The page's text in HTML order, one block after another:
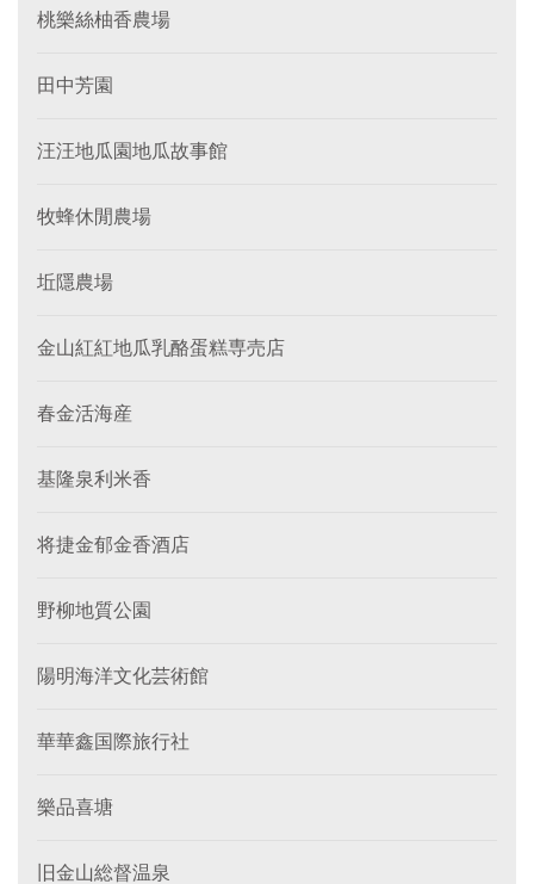
桃樂絲柚香農場
田中芳園
汪汪地瓜園地瓜故事館
牧蜂休閒農場
坵隱農場
金山紅紅地瓜乳酪蛋糕専売店
春金活海産
基隆泉利米香
将捷金郁金香酒店
野柳地質公園
陽明海洋文化芸術館
華華鑫国際旅行社
樂品喜塘
旧金山総督温泉